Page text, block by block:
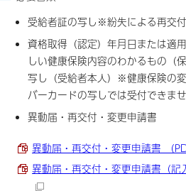
受給者証の写し※紛失による再交
資格取得（認定）年月日または適
しい健康保険内容のわかるもの（
写し（受給者本人）※健康保険
バーカードの写しでは受付できませ
異動届・再交付・変更申請書
異動届・再交付・変更申請書 （
異動届・再交付・変更申請書（記